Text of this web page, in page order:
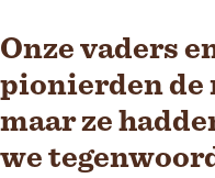
Onze vaders
pionierden de
maar ze
we